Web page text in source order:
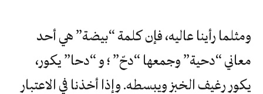
ومثلما رأينا عاليه، فإن كلمة “بيضة” هي أحد
معاني “دحية” وجمعها “دحّ” ؛ و “دحا” يكور،
يكور رغيف الخبز ويبسطه. وإذا أخذنا في الاعتبار